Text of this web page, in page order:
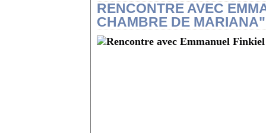
RENCONTRE AVEC
CHAMBRE DE MARIANA"